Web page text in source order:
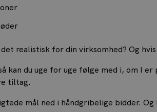
realistisk for din virksomhed? Og
kan du uge for uge følge med i, om I
tiltag.
mål ned i håndgribelige bidder.